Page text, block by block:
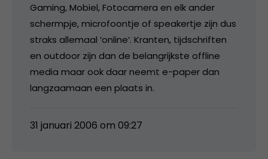
Gaming, Mobiel, Fotocamera en elk ander
schermpje, microfoontje of speakertje zijn dus
straks allemaal ‘online’. Kranten, tijdschriften
en outdoor zijn dan de belangrijkste offline
media maar ook daar neemt e-paper dan
langzaamaan een plaats in.
31 januari 2006 om 09:27